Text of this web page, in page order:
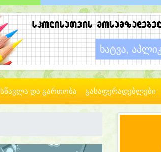
სწავლა და გართობა გასაფერადებლები